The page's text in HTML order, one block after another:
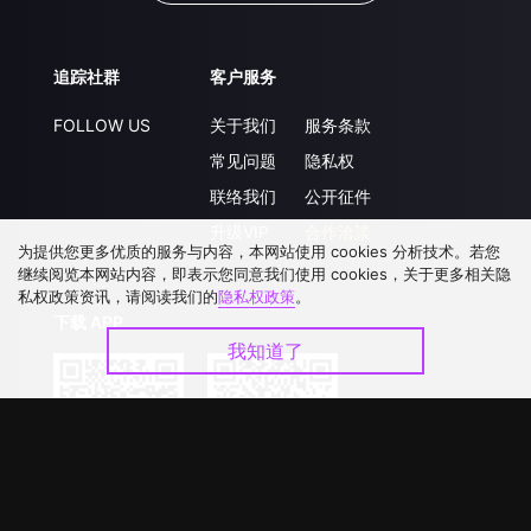
追踪社群
FOLLOW US
客户服务
关于我们
常见问题
联络我们
服务条款
隐私权
公开征件
为提供您更多优质的服务与内容，本网站使用 cookies 分析技术。若您
继续阅览本网站内容，即表示您同意我们使用 cookies，关于更多相关隐
私权政策资讯，请阅读我们的隐私权政策。
我知道了